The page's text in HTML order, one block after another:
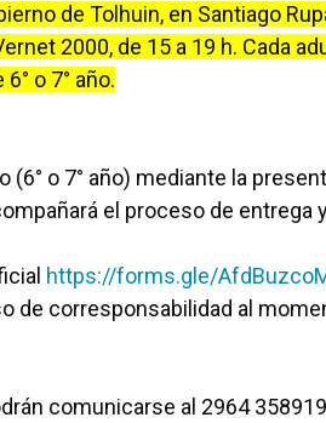
de Tolhuin, en Santiago
2000, de 15 a 19 h. Cada
o 7° año.
o 7° año) mediante la
el proceso de entrega
https://forms.gle/
de corresponsabilidad al
comunicarse al 2964